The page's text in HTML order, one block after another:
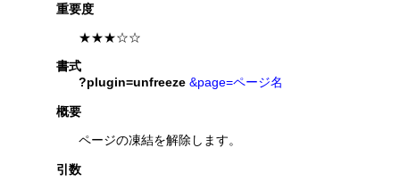
重要度
★★★☆☆
書式
?plugin=unfreeze &page=ページ名
概要
ページの凍結を解除します。
引数